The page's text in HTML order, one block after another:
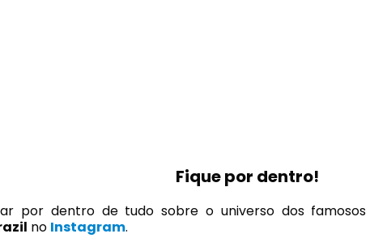
Fique por dentro!
por dentro de tudo sobre o universo dos
no Instagram.